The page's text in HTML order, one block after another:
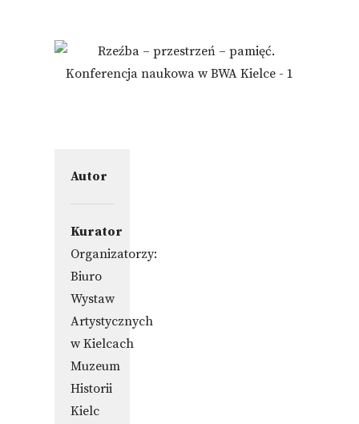
Autor
Kurator
Organizatorzy:
Biuro
Wystaw
Artystycznych
w Kielcach
Muzeum
Historii
Kielc